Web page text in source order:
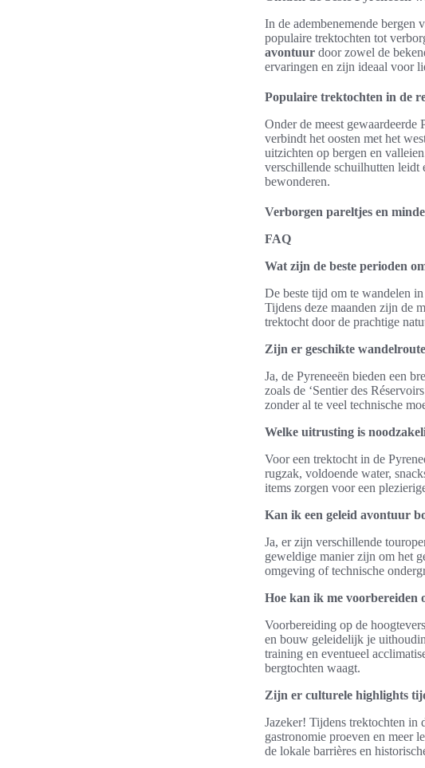
In de adembenemende bergen
populaire trektochten tot
avontuur door zowel de
ervaringen en zijn ideaal voor
Populaire trektochten in de
Onder de meest
verbindt het oosten met het
uitzichten op bergen en
verschillende schuilhutten leidt
bewonderen.
Verborgen pareltjes en
FAQ
Wat zijn de beste perioden
De beste tijd om te wandelen
Tijdens deze maanden zijn de
trektocht door de prachtige
Zijn er geschikte
Ja, de Pyreneeën bieden een
zoals de ‘Sentier des
zonder al te veel technische
Welke uitrusting is
Voor een trektocht in de
rugzak, voldoende water,
items zorgen voor een
Kan ik een geleid avontuur
Ja, er zijn verschillende
geweldige manier zijn om het
omgeving of technische
Hoe kan ik me voorbereiden
Voorbereiding op de
en bouw geleidelijk je
training en eventueel
bergtochten waagt.
Zijn er culturele highlights
Jazeker! Tijdens trektochten in
gastronomie proeven en meer
de lokale barrières en